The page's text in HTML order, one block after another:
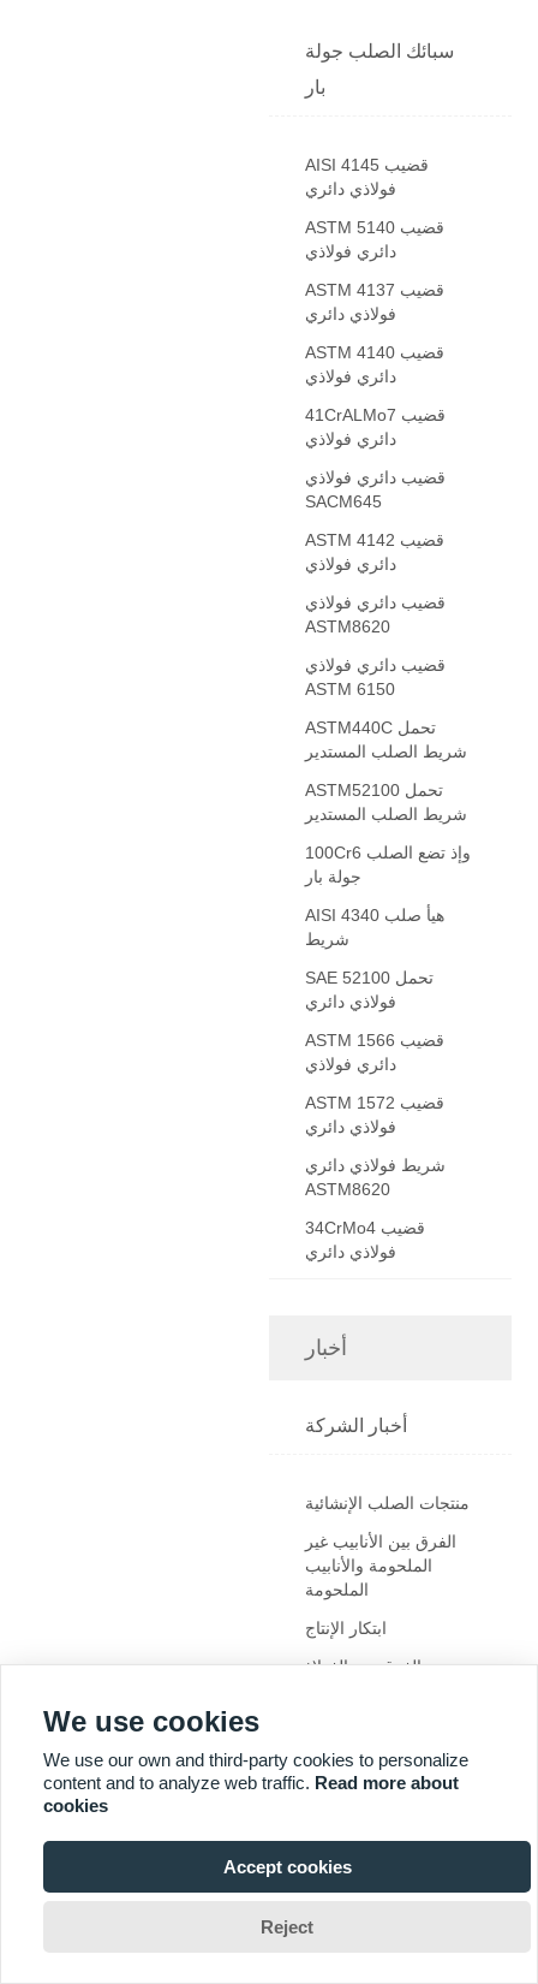

سبائك الصلب جولة
بار
AISI 4145 قضيب
فولاذي دائري
ASTM 5140 قضيب
دائري فولاذي
ASTM 4137 قضيب
فولاذي دائري
ASTM 4140 قضيب
دائري فولاذي
41CrALMo7 قضيب
دائري فولاذي
قضيب دائري فولاذي
SACM645
ASTM 4142 قضيب
دائري فولاذي
قضيب دائري فولاذي
ASTM8620
قضيب دائري فولاذي
ASTM 6150
ASTM440C تحمل
شريط الصلب المستدير
ASTM52100 تحمل
شريط الصلب المستدير
100Cr6 وإذ تضع الصلب
جولة بار
AISI 4340 هيأ صلب
شريط
SAE 52100 تحمل
فولاذي دائري
ASTM 1566 قضيب
دائري فولاذي
ASTM 1572 قضيب
فولاذي دائري
شريط فولاذي دائري
ASTM8620
34CrMo4 قضيب
فولاذي دائري
أخبار
أخبار الشركة
منتجات الصلب الإنشائية
الفرق بين الأنابيب غير
الملحومة والأنابيب
الملحومة
ابتكار الإنتاج
الفرق بين الفولاذ
متانة لا مثيل لها
ومقاومة للتآكل: لوح
يشهد سوق أنابيب الفولاذ
المقاوم للصدأ نموًا
We use cookies
We use our own and third-party cookies to personalize
content and to analyze web traffic. Read more about
cookies
Accept cookies
Reject